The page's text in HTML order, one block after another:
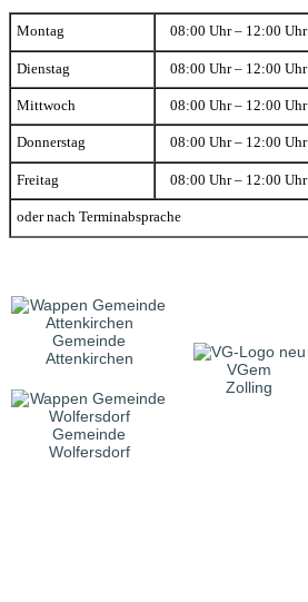
Montag 08:00 Uhr – 12:00 Uhr
Dienstag 08:00 Uhr – 12:00 Uhr
Mittwoch 08:00 Uhr – 12:00 Uhr
Donnerstag 08:00 Uhr – 12:00 Uhr
Freitag 08:00 Uhr – 12:00 Uhr
oder nach Terminabsprache
Gemeinde
Attenkirchen
VGem
Zolling
Gemeinde
Wolfersdorf